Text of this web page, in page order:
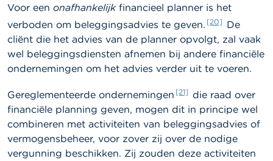
Voor een onafhankelijk financieel planner is het
verboden om beleggingsadvies te geven. [20] De
cliënt die het advies van de planner opvolgt, zal vaak
wel beleggingsdiensten afnemen bij andere financiële
ondernemingen om het advies verder uit te voeren.
Gereglementeerde ondernemingen [21] die raad over
financiële planning geven, mogen dit in principe wel
combineren met activiteiten van beleggingsadvies of
vermogensbeheer, voor zover zij over de nodige
vergunning beschikken. Zij zouden deze activiteiten